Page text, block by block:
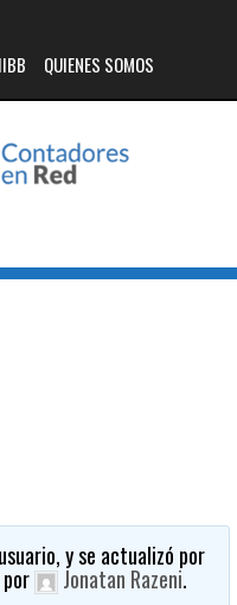
QUIENES SOMOS
y se actualizó por
por Jonatan Razeni.